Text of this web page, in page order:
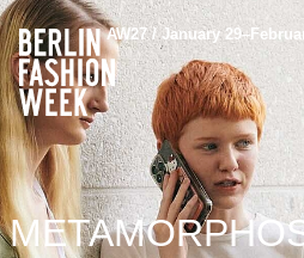
AW27 / January